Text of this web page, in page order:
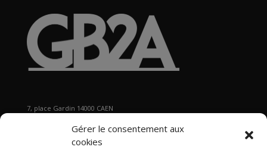
Gérer le consentement aux
cookies
7, place Gardin 14000 CAEN
ecretariat@gb2a.fr